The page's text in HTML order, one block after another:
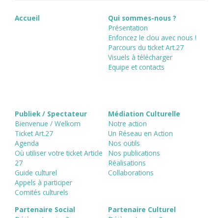
Accueil
Qui sommes-nous ?
Présentation
Enfoncez le clou avec nous !
Parcours du ticket Art.27
Visuels à télécharger
Equipe et contacts
Publiek / Spectateur
Bienvenue / Welkom
Ticket Art.27
Agenda
Où utiliser votre ticket Article
27
Guide culturel
Appels à participer
Comités culturels
Médiation Culturelle
Notre action
Un Réseau en Action
Nos outils
Nos publications
Réalisations
Collaborations
Partenaire Social
Partenaire Culturel